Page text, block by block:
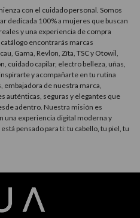
con el cuidado personal. Somos
dedicada 100% a mujeres que buscan
y una experiencia de compra
encontrarás marcas
Gama, Revlon, Zíta, TSC y Otowil,
cuidado capilar, electro belleza, uñas,
y acompañarte en tu rutina
embajadora de nuestra marca,
auténticas, seguras y elegantes que
adentro. Nuestra misión es
una experiencia digital moderna y
pensado para ti: tu cabello, tu piel, tu